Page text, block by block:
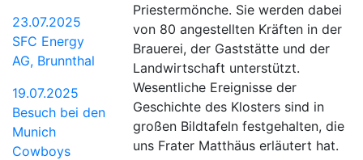
23.07.2025
SFC Energy
AG, Brunnthal
19.07.2025
Besuch bei den
Munich
Cowboys
Priestermönche. Sie werden dabei
von 80 angestellten Kräften in der
Brauerei, der Gaststätte und der
Landwirtschaft unterstützt.
Wesentliche Ereignisse der
Geschichte des Klosters sind in
großen Bildtafeln festgehalten, die
uns Frater Matthäus erläutert hat.